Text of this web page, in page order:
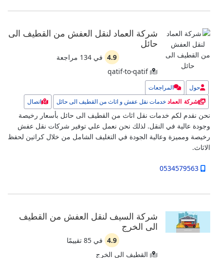
شركة العماد لنقل العفش من القطيف الى
حائل
4.9 في 134 مراجعة
qatif-to-qatif
حول المراجعات
شركة العماد خدمات نقل عفش و اثاث من القطيف الى حائل اتصال
نحن نقدم لكم خدمات نقل اثاث من القطيف الى حائل بأسعار رخيصة
وجودة عالية في النقل. لذلك نحن نعمل علي توفير شركات نقل عفش
رخيصة ومميزة وعالية الجودة في التغليف الشامل من خلال كراتين لحفظ
الاثاث.
0534579563
شركة السيف لنقل العفش من القطيف
الى الخرج
4.9 في 85 تقييمًا
القطيف الى الخرج